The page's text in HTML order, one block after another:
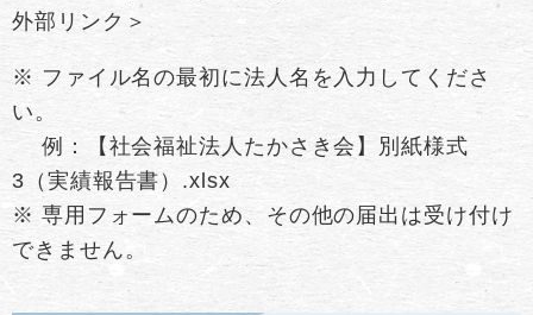
外部リンク＞
※ ファイル名の最初に法人名を入力してくださ
い。
例：【社会福祉法人たかさき会】別紙様式
3（実績報告書）.xlsx
※ 専用フォームのため、その他の届出は受け付け
できません。